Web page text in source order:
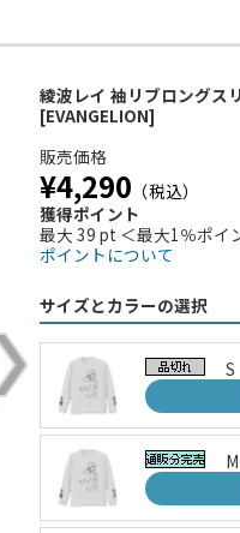
綾波レイ 袖リブロングス
[EVANGELION]
販売価格
¥4,290 （税込）
獲得ポイント
最大 39 pt ＜最大1％ポイ
ポイントについて
サイズとカラーの選択
S
M